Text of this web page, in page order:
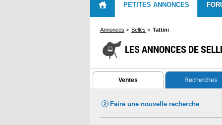
PETITES ANNONCES
Annonces > Selles > Tattini
LES ANNONCES DE
Ventes Recherches
Faire une nouvelle recherche